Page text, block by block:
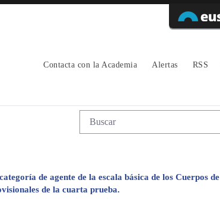
Contacta con la Academia Alertas RSS
Búsqueda web
de agente de la escala básica de los Cuerpos
de la cuarta prueba.